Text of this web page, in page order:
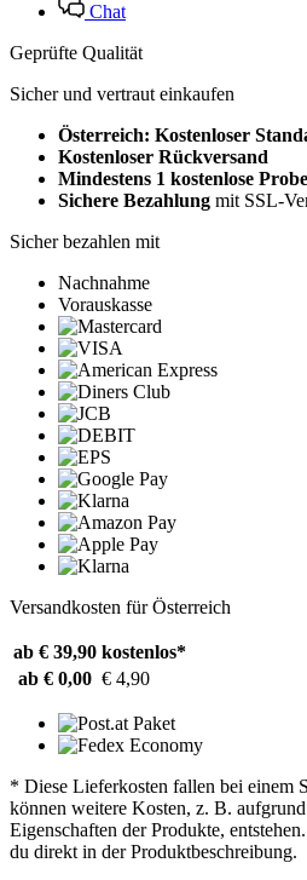
Chat
Geprüfte Qualität
Sicher und vertraut einkaufen
Österreich: Kostenloser
Kostenloser Rückversand
Mindestens 1 kostenlose Probe
Sichere Bezahlung mit SSL-
Sicher bezahlen mit
Nachnahme
Vorauskasse
Versandkosten für Österreich
ab € 39,90 kostenlos*
ab € 0,00 € 4,90
* Diese Lieferkosten fallen bei einem
können weitere Kosten, z. B.
Eigenschaften der Produkte,
du direkt in der Produktbeschreibung.